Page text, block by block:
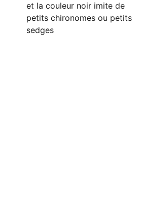
et la couleur noir imite de
petits chironomes ou petits
sedges